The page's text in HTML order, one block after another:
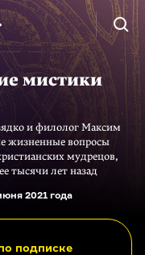
мистики
и филолог Максим
жизненные вопросы
мудрецов,
тысячи лет назад
2021 года
подписке